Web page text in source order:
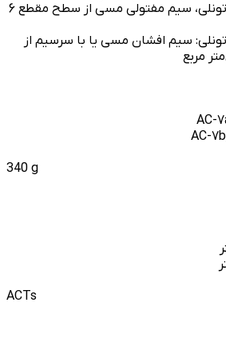
مدار قدرت: ترمینال‌های تونلی، سیم مفتولی مسی از سطح مقطع 6
سیم افشان مسی یا با سرسیم از
340 g
ACTs